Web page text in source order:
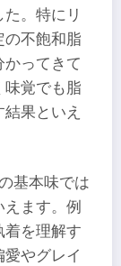
。特にリ
の不飽和脂
ってきて
味覚でも脂
果といえ
基本味では
ます。例
着を理解す
やグレイ